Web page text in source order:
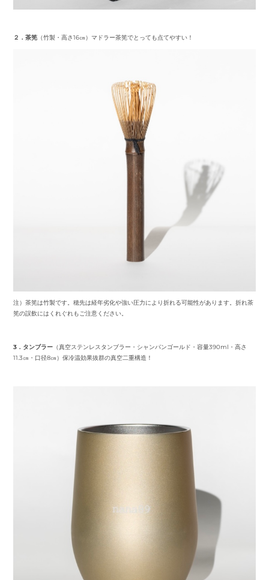
２．茶筅 （竹製・高さ16㎝）マドラー茶筅でとっても点てやすい！
注）茶筅は竹製です。穂先は経年劣化や強い圧力により折れる可能性があります。折れ茶
筅の誤飲にはくれぐれもご注意ください。
3．タンブラー （真空ステンレスタンブラー・シャンパンゴールド・容量390ml・高さ
11.3㎝・口径8㎝）保冷温効果抜群の真空二重構造！